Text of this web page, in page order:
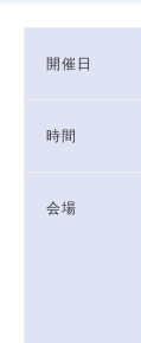
開催日
時間
会場